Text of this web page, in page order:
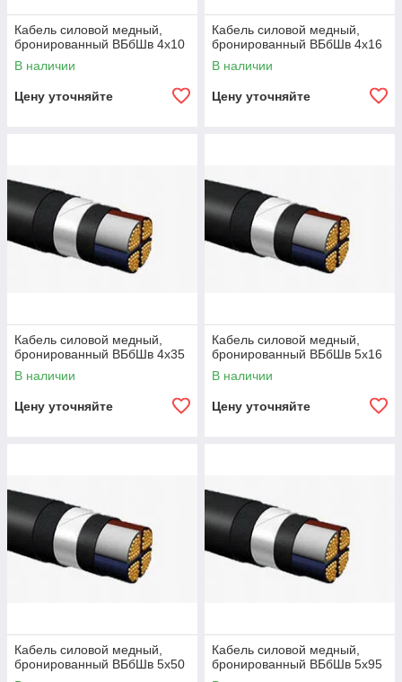
Кабель силовой медный,
бронированный ВБбШв 4х10
В наличии
Цену уточняйте
Кабель силовой медный,
бронированный ВБбШв 4х16
В наличии
Цену уточняйте
Кабель силовой медный,
бронированный ВБбШв 4х35
В наличии
Цену уточняйте
Кабель силовой медный,
бронированный ВБбШв 5х16
В наличии
Цену уточняйте
Кабель силовой медный,
бронированный ВБбШв 5х50
Кабель силовой медный,
бронированный ВБбШв 5х95